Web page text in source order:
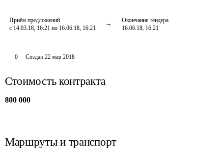
Приём предложений
с 14.03.18, 16:21 по 16.06.18, 16:21
Окончание тендера
16.06.18, 16:21
0 Создан 22 мар 2018
Стоимость контракта
800 000
Маршруты и транспорт